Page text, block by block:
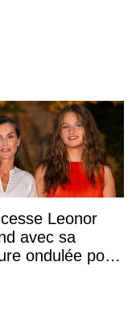
Leonor
avec sa
ondulée pour